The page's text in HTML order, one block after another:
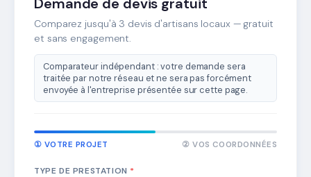
Comparez jusqu'à 3 devis d'artisans locaux — gratuit
et sans engagement.
Comparateur indépendant : votre demande sera
traitée par notre réseau et ne sera pas forcément
envoyée à l'entreprise présentée sur cette page.
① VOTRE PROJET ② VOS COORDONNÉES
TYPE DE PRESTATION *